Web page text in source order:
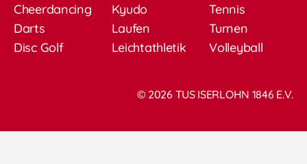
Cheerdancing
Darts
Disc Golf
Kyudo
Laufen
Leichtathletik
Tennis
Turnen
Volleyball
© 2026 TUS ISERLOHN 1846 E.V.